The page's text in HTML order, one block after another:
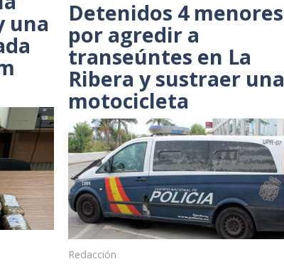
una Detenidos 4 menores
por agredir a
transeúntes en La
Ribera y sustraer una
motocicleta
Redacción